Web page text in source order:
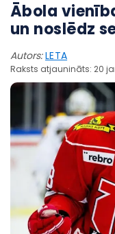
Ābola
un noslēdz
Autors:LETA
Raksts atjaunināts: 20